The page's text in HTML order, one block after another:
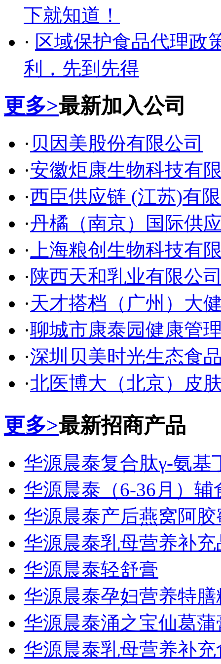
下就知道！
· 区域保护食品代理政
利，先到先得
更多>最新加入公司
· 贝因美股份有限公司
·安徽炬康生物科技有
·西臣供应链 (江苏)有
·丹橘（南京）国际供
· 上海粮创生物科技有
·陕西天和乳业有限公
·天才搭档（广州）大
·聊城市康泰园健康管
·深圳贝美时光生态食
·北医博大（北京）皮
更多>最新招商产品
华源晨泰复合肽γ-氨基
华源晨泰（6-36月）辅
华源晨泰产后燕窝阿胶
华源晨泰乳母营养补充
华源晨泰轻舒膏
华源晨泰孕妇营养特膳
华源晨泰涌之宝仙葛蒲
华源晨泰乳母营养补充